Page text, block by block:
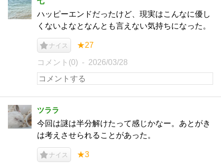
ハッピーエンドだったけど、現実はこんなに優し
くないよなとなんとも言えない気持ちになった。
ナイス ★27
コメント(0) 2026/03/28
ツララ
今回は謎は半分解けたって感じかなー。あとがき
は考えさせられることがあった。
ナイス ★3